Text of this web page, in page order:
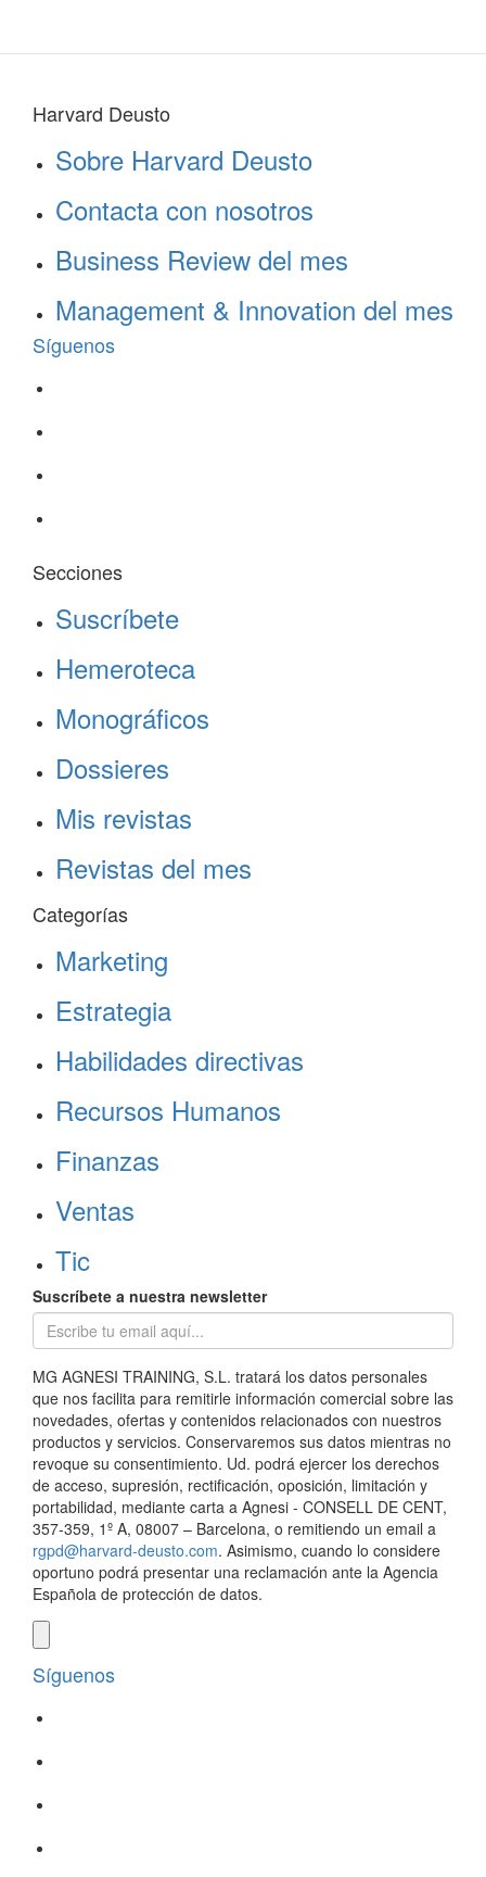
Harvard Deusto
Sobre Harvard Deusto
Contacta con nosotros
Business Review del mes
Management & Innovation del mes
Síguenos
Secciones
Suscríbete
Hemeroteca
Monográficos
Dossieres
Mis revistas
Revistas del mes
Categorías
Marketing
Estrategia
Habilidades directivas
Recursos Humanos
Finanzas
Ventas
Tic
Suscríbete a nuestra newsletter
MG AGNESI TRAINING, S.L. tratará los datos personales
que nos facilita para remitirle información comercial sobre las
novedades, ofertas y contenidos relacionados con nuestros
productos y servicios. Conservaremos sus datos mientras no
revoque su consentimiento. Ud. podrá ejercer los derechos
de acceso, supresión, rectificación, oposición, limitación y
portabilidad, mediante carta a Agnesi - CONSELL DE CENT,
357-359, 1º A, 08007 – Barcelona, o remitiendo un email a
rgpd@harvard-deusto.com. Asimismo, cuando lo considere
oportuno podrá presentar una reclamación ante la Agencia
Española de protección de datos.
Síguenos